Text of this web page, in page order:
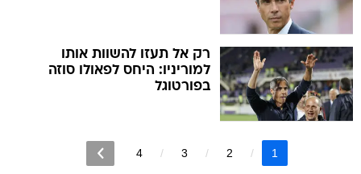
רק אל תעזו להשוות אותו
למוריניו: היחס לפאולו סוזה
בפורטוגל
1
2
3
4